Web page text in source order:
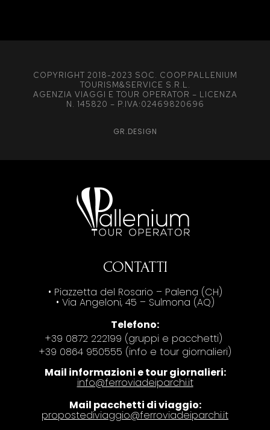
COPYRIGHT 2018-2023 SOC. COOP.PALLENIUM
TOURISM&SERVICE S.R.L.
AGENZIA VIAGGI E TOUR OPERATOR – LICENZA
N. 145820 – P.IVA:02469820696
GR.DESIGN
CONTATTI
• Piazzetta del Rosario – Palena (CH)
• Via Angeloni, 45 – Sulmona (AQ)
Telefono:
+39 0872 222199 (gruppi e pacchetti)
+39 0864 950555 (info e tour giornalieri)
Mail informazioni e tour giornalieri:
info@ferroviadeiparchi.it
Mail pacchetti di viaggio:
propostediviaggio@ferroviadeiparchi.it